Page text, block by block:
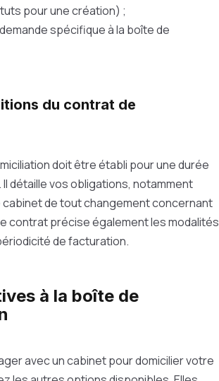
pour une création) ;
spécifique à la boîte de
du contrat de
doit être établi pour une durée
. Il détaille vos obligations, notamment
cabinet de tout changement concernant
contrat précise également les modalités
de facturation.
à la boîte de
avec un cabinet pour domicilier votre